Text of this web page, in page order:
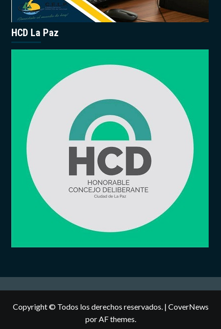
HCD La Paz
Copyright © Todos los derechos reservados. | CoverNews
por AF themes.